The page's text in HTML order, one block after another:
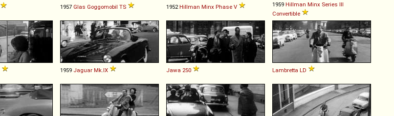
1957 Glas Goggomobil TS 1952 Hillman Minx Phase V 1959 Hillman Minx Series III
Convertible
1959 Jaguar Mk IX Jawa 250 Lambretta LD